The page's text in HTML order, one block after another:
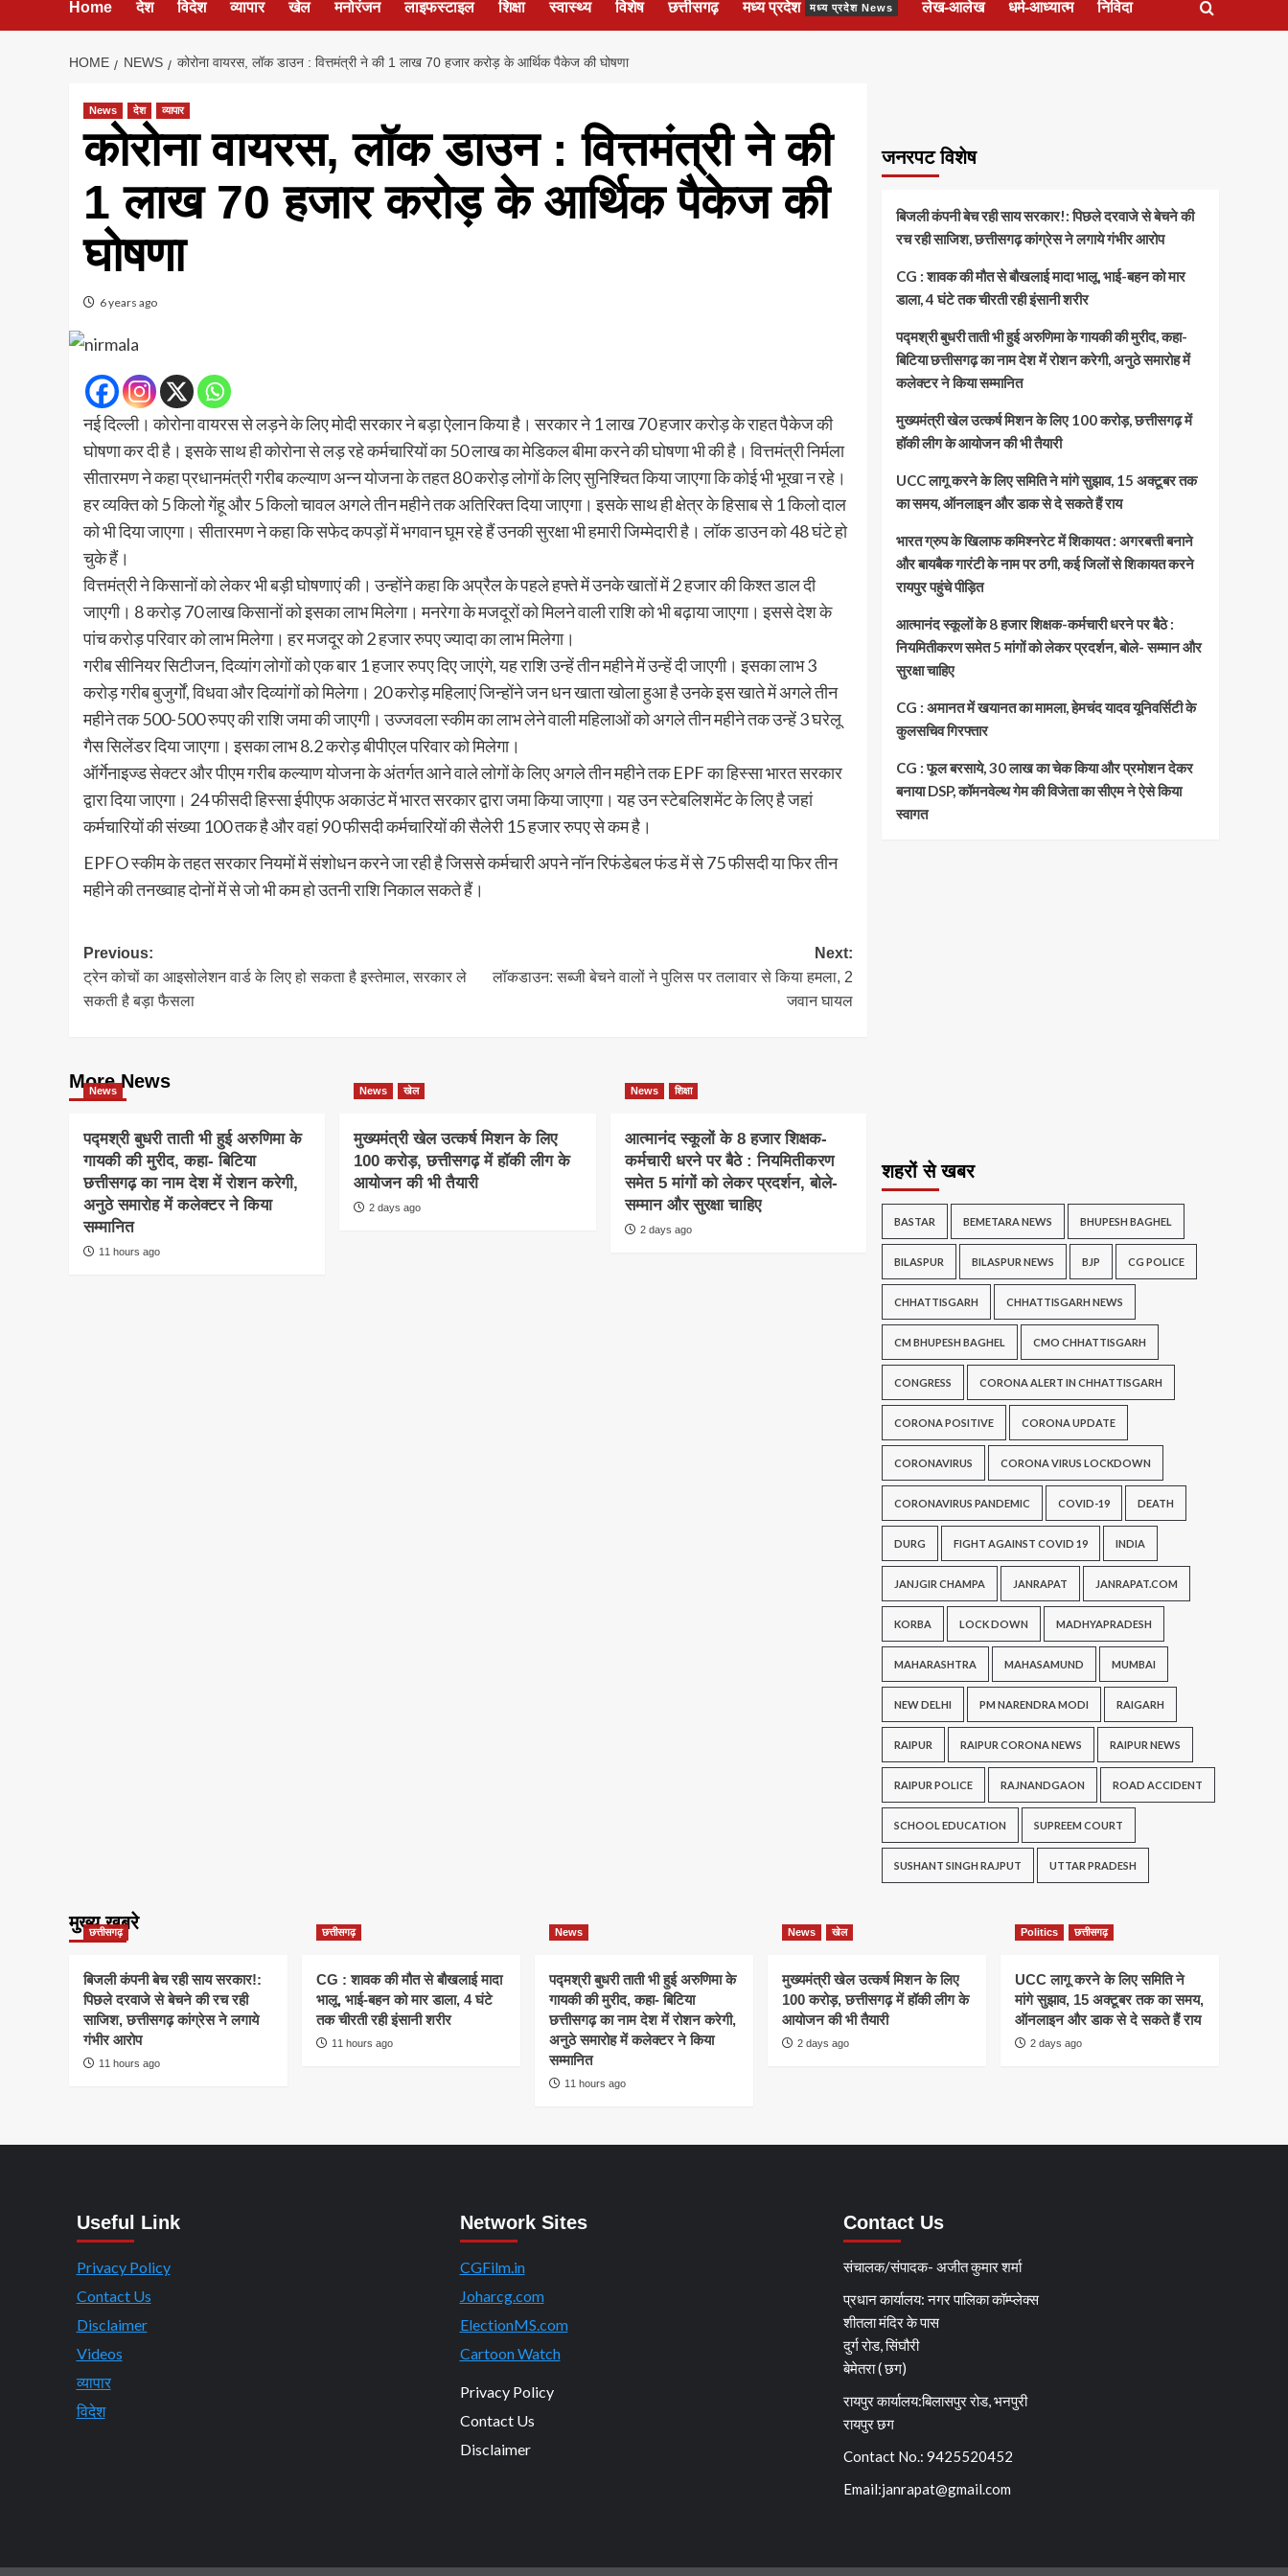
Home देश विदेश व्यापार खेल मनोरंजन लाइफस्टाइल शिक्षा स्वास्थ्य विशेष छत्तीसगढ़ मध्य प्रदेश मध्य प्रदेश News लेख-आलेख धर्म-आध्यात्म निविदा
HOME NEWS कोरोना वायरस, लॉक डाउन : वित्तमंत्री ने की 1 लाख 70 हजार करोड़ के आर्थिक पैकेज की घोषणा
News देश व्यापार
कोरोना वायरस, लॉक डाउन : वित्तमंत्री ने की
1 लाख 70 हजार करोड़ के आर्थिक पैकेज की
घोषणा
6 years ago
नई दिल्ली। कोरोना वायरस से लड़ने के लिए मोदी सरकार ने बड़ा ऐलान किया है। सरकार ने 1 लाख 70 हजार करोड़ के राहत पैकेज की
घोषणा कर दी है। इसके साथ ही कोरोना से लड़ रहे कर्मचारियों का 50 लाख का मेडिकल बीमा करने की घोषणा भी की है। वित्तमंत्री निर्मला
सीतारमण ने कहा प्रधानमंत्री गरीब कल्याण अन्न योजना के तहत 80 करोड़ लोगों के लिए सुनिश्चित किया जाएगा कि कोई भी भूखा न रहे।
हर व्यक्ति को 5 किलो गेंहू और 5 किलो चावल अगले तीन महीने तक अतिरिक्त दिया जाएगा। इसके साथ ही क्षेत्र के हिसाब से 1 किलो दाल
को भी दिया जाएगा। सीतारमण ने कहा कि सफेद कपड़ों में भगवान घूम रहे हैं उनकी सुरक्षा भी हमारी जिम्मेदारी है। लॉक डाउन को 48 घंटे हो
चुके हैं।
वित्तमंत्री ने किसानों को लेकर भी बड़ी घोषणाएं की। उन्होंने कहा कि अप्रैल के पहले हफ्ते में उनके खातों में 2 हजार की किश्त डाल दी
जाएगी। 8 करोड़ 70 लाख किसानों को इसका लाभ मिलेगा। मनरेगा के मजदूरों को मिलने वाली राशि को भी बढ़ाया जाएगा। इससे देश के
पांच करोड़ परिवार को लाभ मिलेगा। हर मजदूर को 2 हजार रुपए ज्यादा का लाभ मिलेगा।
गरीब सीनियर सिटीजन, दिव्यांग लोगों को एक बार 1 हजार रुपए दिए जाएंगे, यह राशि उन्हें तीन महीने में उन्हें दी जाएगी। इसका लाभ 3
करोड़ गरीब बुजुर्गों, विधवा और दिव्यांगों को मिलेगा। 20 करोड़ महिलाएं जिन्होंने जन धन खाता खोला हुआ है उनके इस खाते में अगले तीन
महीने तक 500-500 रुपए की राशि जमा की जाएगी। उज्जवला स्कीम का लाभ लेने वाली महिलाओं को अगले तीन महीने तक उन्हें 3 घरेलू
गैस सिलेंडर दिया जाएगा। इसका लाभ 8.2 करोड़ बीपीएल परिवार को मिलेगा।
ऑर्गेनाइज्ड सेक्टर और पीएम गरीब कल्याण योजना के अंतर्गत आने वाले लोगों के लिए अगले तीन महीने तक EPF का हिस्सा भारत सरकार
द्वारा दिया जाएगा। 24 फीसदी हिस्सा ईपीएफ अकाउंट में भारत सरकार द्वारा जमा किया जाएगा। यह उन स्टेबलिशमेंट के लिए है जहां
कर्मचारियों की संख्या 100 तक है और वहां 90 फीसदी कर्मचारियों की सैलेरी 15 हजार रुपए से कम है।
EPFO स्कीम के तहत सरकार नियमों में संशोधन करने जा रही है जिससे कर्मचारी अपने नॉन रिफंडेबल फंड में से 75 फीसदी या फिर तीन
महीने की तनख्वाह दोनों में से जो भी कम हो उतनी राशि निकाल सकते हैं।
Post
navigation
Previous:
ट्रेन कोचों का आइसोलेशन वार्ड के लिए हो सकता है इस्तेमाल, सरकार ले
सकती है बड़ा फैसला
Next:
लॉकडाउन: सब्जी बेचने वालों ने पुलिस पर तलावार से किया हमला, 2
जवान घायल
More News
News
पद्मश्री बुधरी ताती भी हुई अरुणिमा के
गायकी की मुरीद, कहा- बिटिया
छत्तीसगढ़ का नाम देश में रोशन करेगी,
अनुठे समारोह में कलेक्टर ने किया
सम्मानित
11 hours ago
News खेल
मुख्यमंत्री खेल उत्कर्ष मिशन के लिए
100 करोड़, छत्तीसगढ़ में हॉकी लीग के
आयोजन की भी तैयारी
2 days ago
News शिक्षा
आत्मानंद स्कूलों के 8 हजार शिक्षक-
कर्मचारी धरने पर बैठे : नियमितीकरण
समेत 5 मांगों को लेकर प्रदर्शन, बोले-
सम्मान और सुरक्षा चाहिए
2 days ago
जनरपट विशेष
बिजली कंपनी बेच रही साय सरकार!: पिछले दरवाजे से बेचने की
रच रही साजिश, छत्तीसगढ़ कांग्रेस ने लगाये गंभीर आरोप
CG : शावक की मौत से बौखलाई मादा भालू, भाई-बहन को मार
डाला, 4 घंटे तक चीरती रही इंसानी शरीर
पद्मश्री बुधरी ताती भी हुई अरुणिमा के गायकी की मुरीद, कहा-
बिटिया छत्तीसगढ़ का नाम देश में रोशन करेगी, अनुठे समारोह में
कलेक्टर ने किया सम्मानित
मुख्यमंत्री खेल उत्कर्ष मिशन के लिए 100 करोड़, छत्तीसगढ़ में
हॉकी लीग के आयोजन की भी तैयारी
UCC लागू करने के लिए समिति ने मांगे सुझाव, 15 अक्टूबर तक
का समय, ऑनलाइन और डाक से दे सकते हैं राय
भारत ग्रुप के खिलाफ कमिश्नरेट में शिकायत : अगरबत्ती बनाने
और बायबैक गारंटी के नाम पर ठगी, कई जिलों से शिकायत करने
रायपुर पहुंचे पीड़ित
आत्मानंद स्कूलों के 8 हजार शिक्षक-कर्मचारी धरने पर बैठे :
नियमितीकरण समेत 5 मांगों को लेकर प्रदर्शन, बोले- सम्मान और
सुरक्षा चाहिए
CG : अमानत में खयानत का मामला, हेमचंद यादव यूनिवर्सिटी के
कुलसचिव गिरफ्तार
CG : फूल बरसाये, 30 लाख का चेक किया और प्रमोशन देकर
बनाया DSP, कॉमनवेल्थ गेम की विजेता का सीएम ने ऐसे किया
स्वागत
शहरों से खबर
BASTAR BEMETARA NEWS BHUPESH BAGHEL
BILASPUR BILASPUR NEWS BJP CG POLICE
CHHATTISGARH CHHATTISGARH NEWS
CM BHUPESH BAGHEL CMO CHHATTISGARH
CONGRESS CORONA ALERT IN CHHATTISGARH
CORONA POSITIVE CORONA UPDATE
CORONAVIRUS CORONA VIRUS LOCKDOWN
CORONAVIRUS PANDEMIC COVID-19 DEATH
DURG FIGHT AGAINST COVID 19 INDIA
JANJGIR CHAMPA JANRAPAT JANRAPAT.COM
KORBA LOCK DOWN MADHYAPRADESH
MAHARASHTRA MAHASAMUND MUMBAI
NEW DELHI PM NARENDRA MODI RAIGARH
RAIPUR RAIPUR CORONA NEWS RAIPUR NEWS
RAIPUR POLICE RAJNANDGAON ROAD ACCIDENT
SCHOOL EDUCATION SUPREEM COURT
SUSHANT SINGH RAJPUT UTTAR PRADESH
मुख्य खबरे
छत्तीसगढ़
बिजली कंपनी बेच रही साय सरकार!:
पिछले दरवाजे से बेचने की रच रही
साजिश, छत्तीसगढ़ कांग्रेस ने लगाये
गंभीर आरोप
11 hours ago
छत्तीसगढ़
CG : शावक की मौत से बौखलाई मादा
भालू, भाई-बहन को मार डाला, 4 घंटे
तक चीरती रही इंसानी शरीर
11 hours ago
News
पद्मश्री बुधरी ताती भी हुई अरुणिमा के
गायकी की मुरीद, कहा- बिटिया
छत्तीसगढ़ का नाम देश में रोशन करेगी,
अनुठे समारोह में कलेक्टर ने किया
सम्मानित
11 hours ago
News खेल
मुख्यमंत्री खेल उत्कर्ष मिशन के लिए
100 करोड़, छत्तीसगढ़ में हॉकी लीग के
आयोजन की भी तैयारी
2 days ago
Politics छत्तीसगढ़
UCC लागू करने के लिए समिति ने
मांगे सुझाव, 15 अक्टूबर तक का समय,
ऑनलाइन और डाक से दे सकते हैं राय
2 days ago
Useful Link
Privacy Policy
Contact Us
Disclaimer
Videos
व्यापार
विदेश
Network Sites
CGFilm.in
Joharcg.com
ElectionMS.com
Cartoon Watch
Privacy Policy
Contact Us
Disclaimer
Contact Us
संचालक/संपादक- अजीत कुमार शर्मा
प्रधान कार्यालय: नगर पालिका कॉम्प्लेक्स
शीतला मंदिर के पास
दुर्ग रोड, सिंघौरी
बेमेतरा ( छग)
रायपुर कार्यालय:बिलासपुर रोड, भनपुरी
रायपुर छग
Contact No.: 9425520452
Email:janrapat@gmail.com